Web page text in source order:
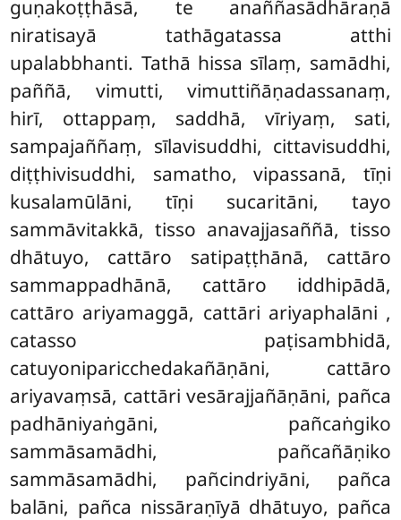
guṇakoṭṭhāsā, te anaññasādhāraṇā
niratisayā tathāgatassa atthi
upalabbhanti. Tathā hissa sīlaṃ, samādhi,
paññā, vimutti, vimuttiñāṇadassanaṃ,
hirī, ottappaṃ, saddhā, vīriyaṃ, sati,
sampajaññaṃ, sīlavisuddhi, cittavisuddhi,
diṭṭhivisuddhi, samatho, vipassanā, tīṇi
kusalamūlāni, tīṇi sucaritāni, tayo
sammāvitakkā, tisso anavajjasaññā, tisso
dhātuyo, cattāro satipaṭṭhānā, cattāro
sammappadhānā, cattāro iddhipādā,
cattāro ariyamaggā, cattāri ariyaphalāni ,
catasso paṭisambhidā,
catuyoniparicchedakañāṇāni, cattāro
ariyavaṃsā, cattāri vesārajjañāṇāni, pañca
padhāniyaṅgāni, pañcaṅgiko
sammāsamādhi, pañcañāṇiko
sammāsamādhi, pañcindriyāni, pañca
balāni, pañca nissāraṇīyā dhātuyo, pañca